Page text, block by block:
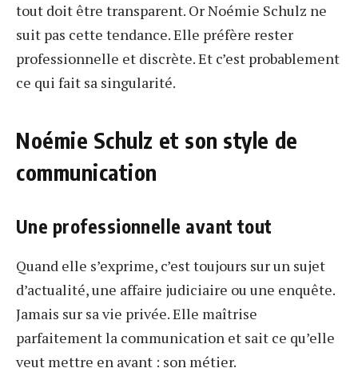
tout doit être transparent. Or Noémie Schulz ne
suit pas cette tendance. Elle préfère rester
professionnelle et discrète. Et c’est probablement
ce qui fait sa singularité.
Noémie Schulz et son style de
communication
Une professionnelle avant tout
Quand elle s’exprime, c’est toujours sur un sujet
d’actualité, une affaire judiciaire ou une enquête.
Jamais sur sa vie privée. Elle maîtrise
parfaitement la communication et sait ce qu’elle
veut mettre en avant : son métier.